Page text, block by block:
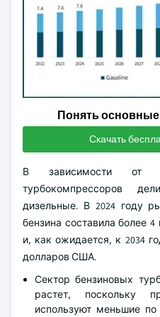
Понять
Скачать
В зависимости от
турбокомпрессоров
дизельные. В 2024 году
бензина составила более
и, как ожидается, к 2034
долларов США.
Сектор бензиновых
растет, поскольку
используют меньшие